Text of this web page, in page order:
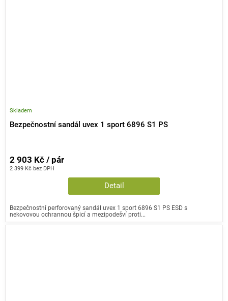
Bezpečnostní sandál uvex 1 sport 6896 S1 PS
Skladem
2 399 Kč bez DPH
2 903 Kč / pár
Detail
Bezpečnostní perforovaný sandál uvex 1 sport 6896 S1 PS ESD s
nekovovou ochrannou špicí a mezipodešví proti...